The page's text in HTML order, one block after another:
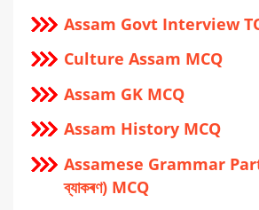
Assam Govt Interview
Culture Assam MCQ
Assam GK MCQ
Assam History MCQ
Assamese Grammar Part
ব্যাকৰণ) MCQ